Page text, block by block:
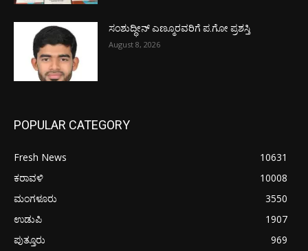
ಸಂಶುದ್ಧೀನ್ ಎಣ್ಮೂರವರಿಗೆ ಪ.ಗೋ ಪ್ರಶಸ್ತಿ
August 8, 2026
POPULAR CATEGORY
Fresh News
10631
ಕರಾವಳಿ
10008
ಮಂಗಳೂರು
3550
ಉಡುಪಿ
1907
ಪುತ್ತೂರು
969